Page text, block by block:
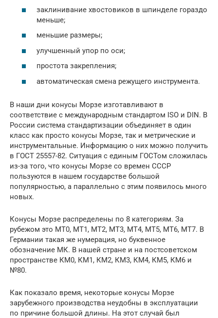
заклинивание хвостовиков в шпинделе гораздо
меньше;
меньшие размеры;
улучшенный упор по оси;
простота закрепления;
автоматическая смена режущего инструмента.
В наши дни конусы Морзе изготавливают в
соответствие с международным стандартом ISO и DIN. В
России система стандартизации объединяет в один
класс как просто конусы Морзе, так и метрические и
инструментальные. Информацию о них можно получить
в ГОСТ 25557-82. Ситуация с единым ГОСТом сложилась
из-за того, что конусы Морзе со времен СССР
пользуются в нашем государстве большой
популярностью, а параллельно с этим появилось много
новых.
Конусы Морзе распределены по 8 категориям. За
рубежом это МТ0, МТ1, МТ2, МТ3, МТ4, МТ5, МТ6, МТ7. В
Германии такая же нумерация, но буквенное
обозначение МК. В нашей стране и на постсоветском
пространстве КМ0, КМ1, КМ2, КМ3, КМ4, КМ5, КМ6 и
№80.
Как показало время, некоторые конусы Морзе
зарубежного производства неудобны в эксплуатации
по причине большой длины. На этот случай был